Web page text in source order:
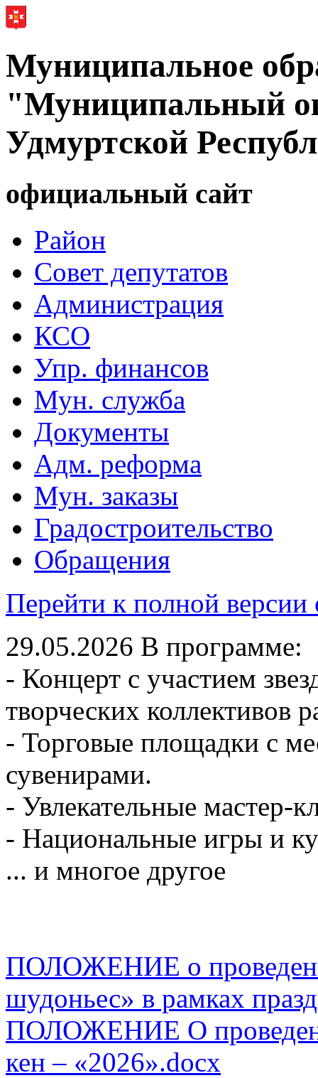
Муниципальное
"Муниципальный
Удмуртской
официальный сайт
Район
Совет депутатов
Администрация
КСО
Упр. финансов
Мун. служба
Документы
Адм. реформа
Мун. заказы
Градостроительство
Обращения
Перейти к полной версии
29.05.2026 В программе:
- Концерт с участием
творческих коллективов
- Торговые площадки с
сувенирами.
- Увлекательные мастер-
- Национальные игры и
... и многое другое
ПОЛОЖЕНИЕ о
шудоньес» в рамках
ПОЛОЖЕНИЕ О
кен – «2026».docx